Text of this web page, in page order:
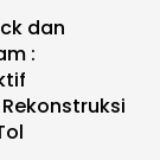
dan
: